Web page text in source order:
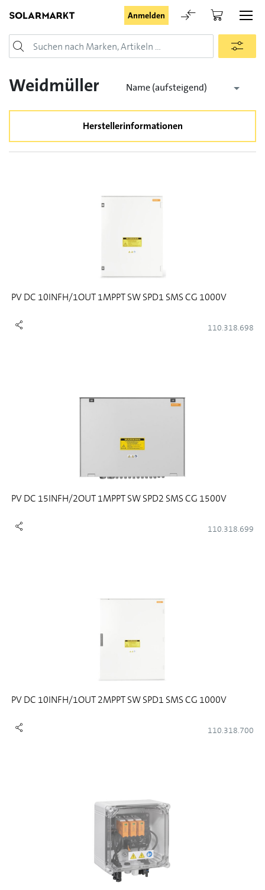
Anmelden
Login
Registrieranfrage für Login
Weidmüller Name (aufsteigend)
Herstellerinformationen
PV DC 10INFH/1OUT 1MPPT SW SPD1 SMS CG 1000V
110.318.698
PV DC 15INFH/2OUT 1MPPT SW SPD2 SMS CG 1500V
110.318.699
PV DC 10INFH/1OUT 2MPPT SW SPD1 SMS CG 1000V
110.318.700